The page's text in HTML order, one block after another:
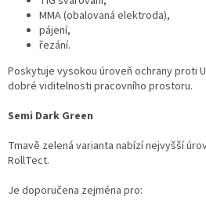
MMA (obalovaná elektroda),
pájení,
řezání.
Poskytuje vysokou úroveň ochrany proti
dobré viditelnosti pracovního prostoru.
Semi Dark Green
Tmavě zelená varianta nabízí nejvyšší
RollTect.
Je doporučena zejména pro: